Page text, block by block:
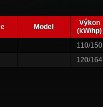
Model
Výkon
(kW/hp)
110/150
120/164